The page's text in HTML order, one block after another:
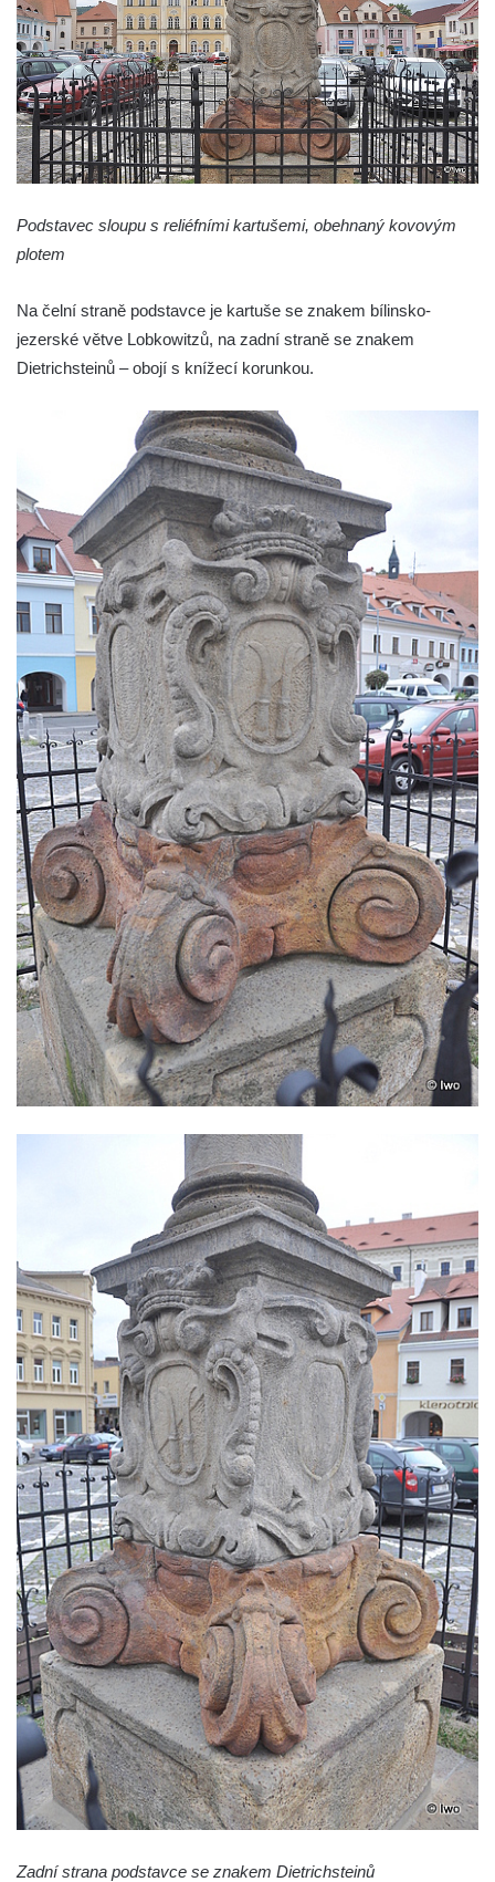
Sloup se sochou svatého Šebestiána v
Žandově
Sloup Panny Marie u Černýše
Sloup Panny Marie v Okounově
Sloup Panny Marie v Hradci Králové
Sloup Panny Marie v Turnově
Sloup s kaplicí v Železném Brodě
Sloup Panny Marie v Kynšperku nad Ohří
Sloup Nejsvětější Trojice v Kynšperku nad
Sloup Panny Marie ve Stříbře
Sloup svatého Floriána v Bezdružicích
Sloup Nejsvětější Trojice ve Žluticích
Sloup Panny Marie s Ježíškem u hřbitova v
Místě
Sloup se sochami Ukřižovaného a Bolestné
Panny Marie u hřbitova v Místě
Sloup se sochou Ukřižovaného u hřbitova v
Místě
Pilíř s Ukřižovaným a reliéfem Bolestné
Panny Marie v Místě
Sloup s kaplicemi v Místě
Sloup Nejsvětější Trojice v Místě
Sloup se sochou Ukřižovaného v Místě
Sloup Panny Marie v Bochově
Sloup Panny Marie ve Stráži pod Ralskem
Sloup Panny Marie v Doksech
Sloup se sochami sv. Jana Nepomuckého,
sv. Karla Boromejského a sv. Alžběty
Durynské v Mostě
Sloup se sochami sv. Jana Nepomuckého,
sv. Vojtěcha a sv. Václava v Mostě
Sloup Nejsvětější Trojice v Dubé
Sloup Nejsvětější Trojice v Dubé-Novém
Berštejně
Sloup svatého Floriána na nádvoří hradu
Seeberg
Sloup Panny Marie Bolestné v Brtníkách
Socha sv. Václava u kostela Nanebevzetí
Panny Marie v Žatci
Socha svaté Afry u kostela Nanebevzetí
Panny Marie v Žatci
Socha sv. Maří Magdaleny u kostela
Nanebevzetí Panny Marie v Žatci
Socha sv. Petra u kostela Nanebevzetí
Panny Marie v Žatci
Socha sv. Jana Nepomuckého u kostela
Nanebevzetí Panny Marie v Žatci
Socha sv. Pavla u kostela Nanebevzetí
Panny Marie v Žatci
Socha sv. Norberta u kostela Nanebevzetí
Socha Panny Marie u kostela Nanebevzetí
Podstavec sloupu s reliéfními kartušemi, obehnaný kovovým
plotem
Na čelní straně podstavce je kartuše se znakem bílinsko-
jezerské větve Lobkowitzů, na zadní straně se znakem
Dietrichsteinů – obojí s knížecí korunkou.
Zadní strana podstavce se znakem Dietrichsteinů